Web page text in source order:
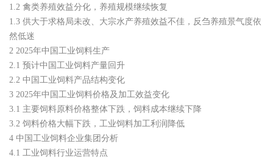
1.2 禽类养殖效益分化，养殖规模继续恢复
1.3 供大于求格局未改、大宗水产养殖效益不佳，反刍养殖景气度依
然低迷
2 2025年中国工业饲料生产
2.1 预计中国工业饲料产量回升
2.2 中国工业饲料产品结构变化
3 2025年中国工业饲料价格及加工效益变化
3.1 主要饲料原料价格整体下跌，饲料成本继续下降
3.2 饲料价格大幅下跌，工业饲料加工利润降低
4 中国工业饲料企业集团分析
4.1 工业饲料行业运营特点